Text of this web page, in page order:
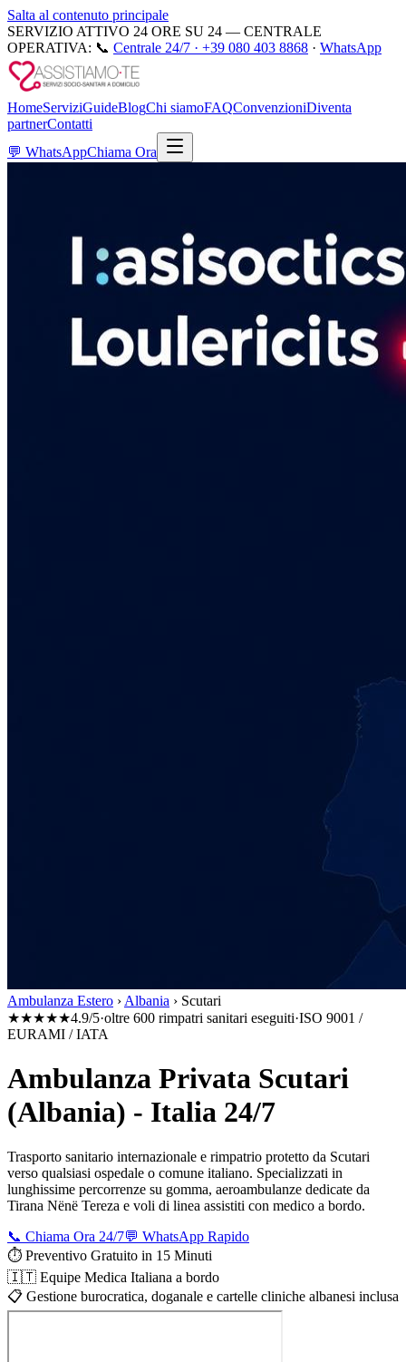
Salta al contenuto principale
SERVIZIO ATTIVO 24 ORE SU 24 — CENTRALE
OPERATIVA: 📞 Centrale 24/7 · +39 080 403 8868 · WhatsApp
HomeServiziGuideBlogChi siamoFAQConvenzioniDiventa
partnerContatti
💬 WhatsAppChiama Ora
Ambulanza Estero › Albania › Scutari
★★★★★4.9/5·oltre 600 rimpatri sanitari eseguiti·ISO 9001 /
EURAMI / IATA
Ambulanza Privata Scutari
(Albania) - Italia 24/7
Trasporto sanitario internazionale e rimpatrio protetto da Scutari
verso qualsiasi ospedale o comune italiano. Specializzati in
lunghissime percorrenze su gomma, aeroambulanze dedicate da
Tirana Nënë Tereza e voli di linea assistiti con medico a bordo.
📞 Chiama Ora 24/7💬 WhatsApp Rapido
⏱️ Preventivo Gratuito in 15 Minuti
🇮🇹 Equipe Medica Italiana a bordo
📋 Gestione burocratica, doganale e cartelle cliniche albanesi inclusa